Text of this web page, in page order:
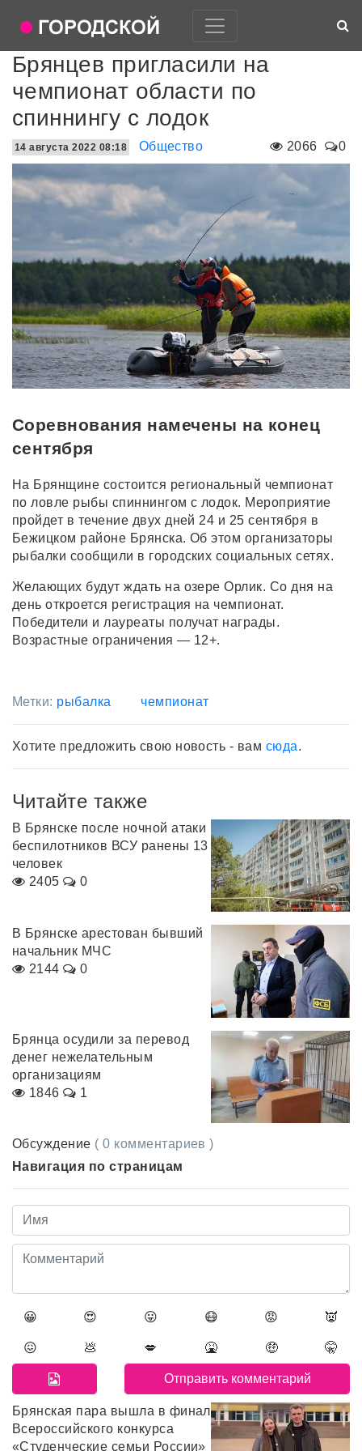
Брянцев пригласили на
чемпионат области по
спиннингу с лодок
2066 0
14 августа 2022 08:18 Общество
Соревнования намечены на конец
сентября
На Брянщине состоится региональный чемпионат
по ловле рыбы спиннингом с лодок. Мероприятие
пройдет в течение двух дней 24 и 25 сентября в
Бежицком районе Брянска. Об этом организаторы
рыбалки сообщили в городских социальных сетях.
Желающих будут ждать на озере Орлик. Со дня на
день откроется регистрация на чемпионат.
Победители и лауреаты получат награды.
Возрастные ограничения — 12+.
Метки: рыбалка чемпионат
Хотите предложить свою новость - вам сюда.
Читайте также
В Брянске после ночной атаки
беспилотников ВСУ ранены 13
человек
2405
0
В Брянске арестован бывший
начальник МЧС
2144
0
Брянца осудили за перевод
денег нежелательным
организациям
1846
1
Обсуждение ( 0 комментариев )
Навигация по страницам
😀 😍 😛 😷 😡 👿
😖 💩 💋 🤮 🤑 🤫
Брянская пара вышла в финал
Всероссийского конкурса
«Студенческие семьи России»